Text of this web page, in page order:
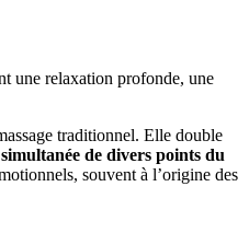
une relaxation profonde, une
traditionnel. Elle double
de divers points du
souvent à l’origine des